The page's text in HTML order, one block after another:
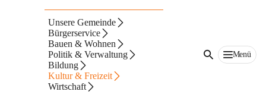
Unsere Gemeinde
Bürgerservice
Bauen & Wohnen
Politik & Verwaltung
Bildung
Kultur & Freizeit
Wirtschaft
Menü
Pfarre Preding
@pfarre-preding
Pfarre
In CITIES öffnen